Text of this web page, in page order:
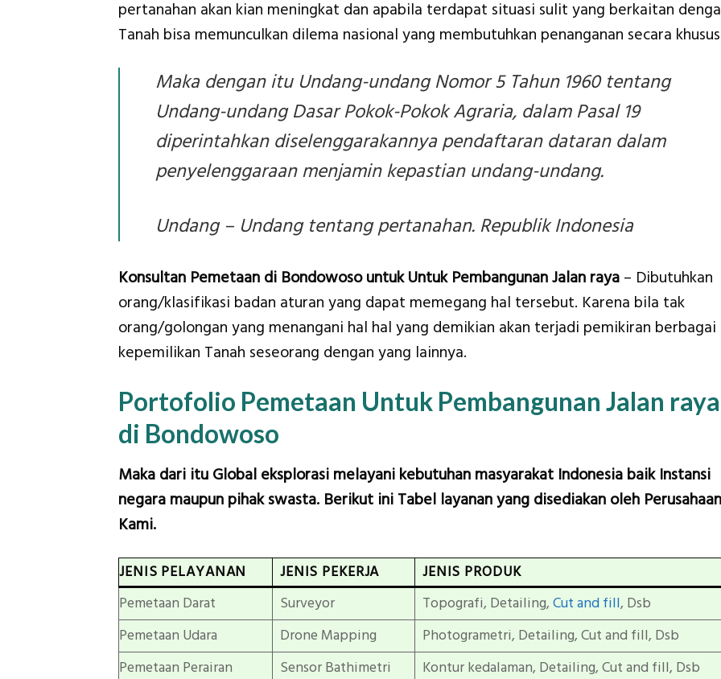
pertanahan akan kian meningkat dan apabila terdapat situasi sulit yang berkaitan
Tanah bisa memunculkan dilema nasional yang membutuhkan penanganan secara
Maka dengan itu Undang-undang Nomor 5 Tahun 1960 tentang
Undang-undang Dasar Pokok-Pokok Agraria, dalam Pasal 19
diperintahkan diselenggarakannya pendaftaran dataran dalam
penyelenggaraan menjamin kepastian undang-undang.
Undang – Undang tentang pertanahan. Republik Indonesia
Konsultan Pemetaan di Bondowoso untuk Untuk Pembangunan Jalan raya – Dibutuhkan
orang/klasifikasi badan aturan yang dapat memegang hal tersebut. Karena bila tak
orang/golongan yang menangani hal hal yang demikian akan terjadi pemikiran berbagai
kepemilikan Tanah seseorang dengan yang lainnya.
Portofolio Pemetaan Untuk Pembangunan Jalan raya
di Bondowoso
Maka dari itu Global eksplorasi melayani kebutuhan masyarakat Indonesia baik Instansi
negara maupun pihak swasta. Berikut ini Tabel layanan yang disediakan oleh Perusahaan
Kami.
JENIS PELAYANAN JENIS PEKERJA
JENIS PRODUK
Pemetaan Darat
Surveyor Topografi, Detailing, Cut and fill, Dsb
Pemetaan Udara
Drone Mapping
Photogrametri, Detailing, Cut and fill, Dsb
Pemetaan Perairan
Sensor Bathimetri Kontur kedalaman, Detailing, Cut and fill, Dsb